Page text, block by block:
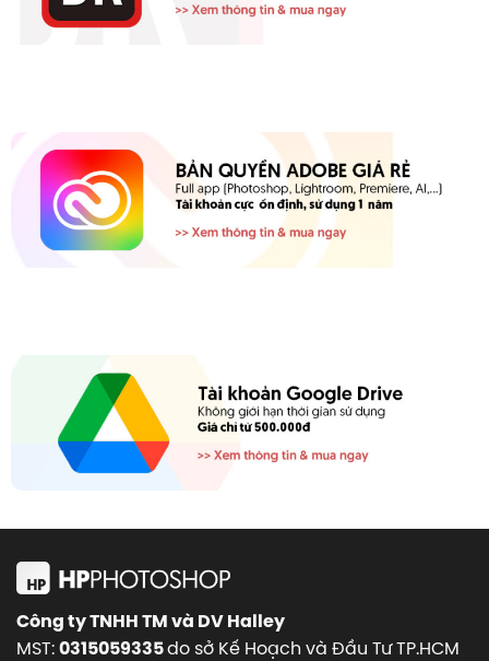
Công ty TNHH TM và DV Halley
MST:0315059335do sở Kế Hoạch và Đầu Tư TP.HCM